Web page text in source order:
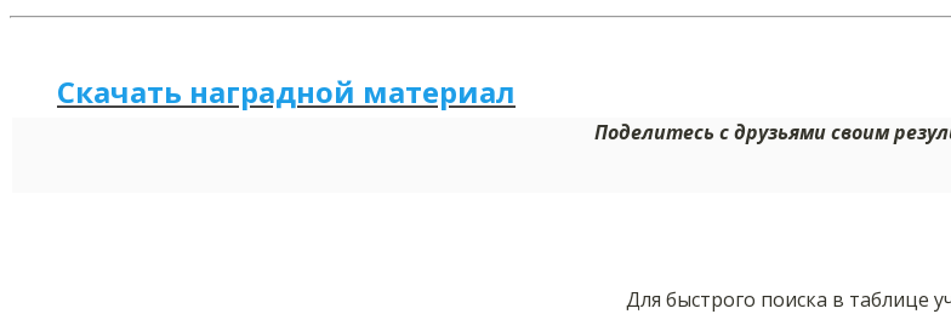
Скачать наградной материал
Поделитесь с друзьями своим
Для быстрого поиска в таблице